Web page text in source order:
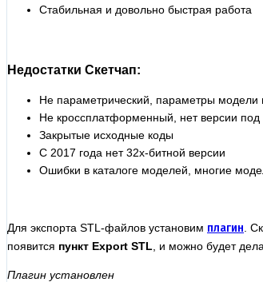
Стабильная и довольно быстрая работа
Недостатки Скетчап:
Не параметрический, параметры модели
Не кроссплатформенный, нет версии под
Закрытые исходные коды
С 2017 года нет 32х-битной версии
Ошибки в каталоге моделей, многие
Для экспорта STL-файлов установим плагин .
появится пункт Export STL , и можно будет
Плагин установлен